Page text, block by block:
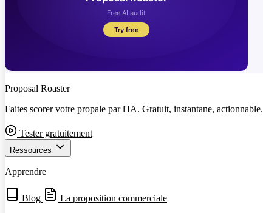
Proposal Roaster
Faites scorer votre propale par l'IA. Gratuit, instantane, actionnable.
Tester gratuitement
Ressources
Apprendre
Blog
La proposition commerciale